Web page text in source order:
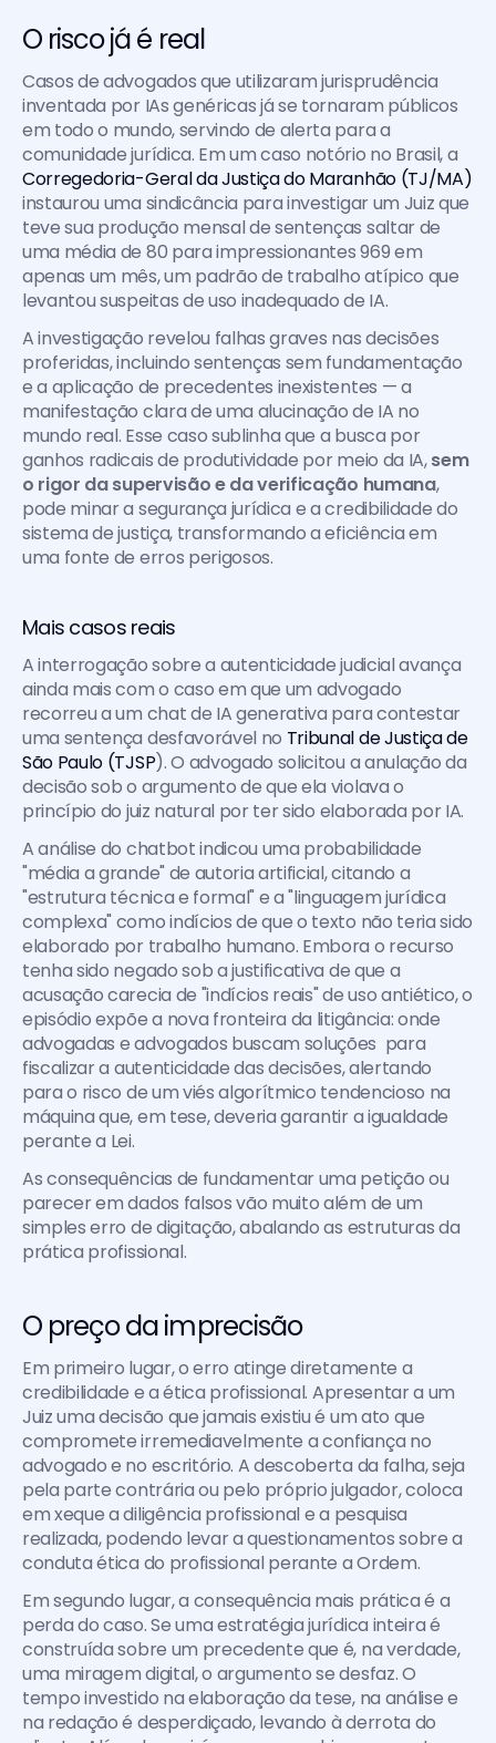
O risco já é real
Casos de advogados que utilizaram jurisprudência
inventada por IAs genéricas já se tornaram públicos
em todo o mundo, servindo de alerta para a
Corregedoria-Geral da Justiça do Maranhão (TJ/MA)
instaurou uma sindicância para investigar um Juiz que
teve sua produção mensal de sentenças saltar de
uma média de 80 para impressionantes 969 em
apenas um mês, um padrão de trabalho atípico que
levantou suspeitas de uso inadequado de IA.
A investigação revelou falhas graves nas decisões
proferidas, incluindo sentenças sem fundamentação
e a aplicação de precedentes inexistentes — a
manifestação clara de uma alucinação de IA no
mundo real. Esse caso sublinha que a busca por
ganhos radicais de produtividade por meio da IA, sem
o rigor da supervisão e da verificação humana,
pode minar a segurança jurídica e a credibilidade do
sistema de justiça, transformando a eficiência em
uma fonte de erros perigosos.
Mais casos reais
A interrogação sobre a autenticidade judicial avança
ainda mais com o caso em que um advogado
recorreu a um chat de IA generativa para contestar
uma sentença desfavorável no Tribunal de Justiça de
São Paulo (TJSP). O advogado solicitou a anulação da
decisão sob o argumento de que ela violava o
princípio do juiz natural por ter sido elaborada por IA.
A análise do chatbot indicou uma probabilidade
"média a grande" de autoria artificial, citando a
"estrutura técnica e formal" e a "linguagem jurídica
complexa" como indícios de que o texto não teria sido
elaborado por trabalho humano. Embora o recurso
tenha sido negado sob a justificativa de que a
acusação carecia de "indícios reais" de uso antiético, o
episódio expõe a nova fronteira da litigância: onde
advogadas e advogados buscam soluções  para
fiscalizar a autenticidade das decisões, alertando
para o risco de um viés algorítmico tendencioso na
máquina que, em tese, deveria garantir a igualdade
perante a Lei.
As consequências de fundamentar uma petição ou
parecer em dados falsos vão muito além de um
simples erro de digitação, abalando as estruturas da
prática profissional.
O preço da imprecisão
Em primeiro lugar, o erro atinge diretamente a
credibilidade e a ética profissional. Apresentar a um
Juiz uma decisão que jamais existiu é um ato que
compromete irremediavelmente a confiança no
advogado e no escritório. A descoberta da falha, seja
pela parte contrária ou pelo próprio julgador, coloca
em xeque a diligência profissional e a pesquisa
realizada, podendo levar a questionamentos sobre a
conduta ética do profissional perante a Ordem.
Em segundo lugar, a consequência mais prática é a
perda do caso. Se uma estratégia jurídica inteira é
construída sobre um precedente que é, na verdade,
uma miragem digital, o argumento se desfaz. O
tempo investido na elaboração da tese, na análise e
na redação é desperdiçado, levando à derrota do